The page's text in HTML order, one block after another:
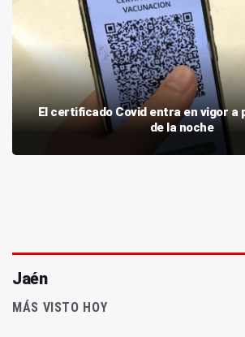
El certificado Covid entra en vigor a
de la noche
Jaén
MÁS VISTO HOY